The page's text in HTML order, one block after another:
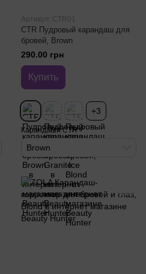
Артикул: CTR01
CTR Пудровый карандаш для
бровей, Brown
290.00 грн
Купить
+3
Карандаши CTR
Brown